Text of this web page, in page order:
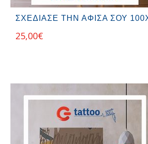
ΣΧΕΔΙΑΣΕ ΤΗΝ ΑΦΙΣΑ ΣΟΥ
25,00€